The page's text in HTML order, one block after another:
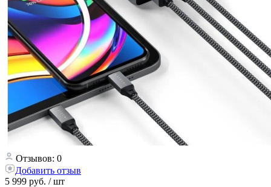
Отзывов: 0
Добавить отзыв
5 999 руб. / шт